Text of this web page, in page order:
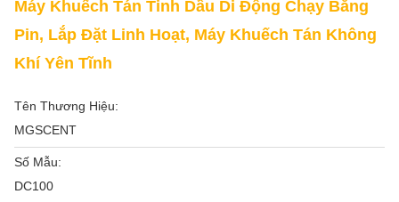
Máy Khuếch Tán Tinh Dầu Di Động Chạy Bằng
Pin, Lắp Đặt Linh Hoạt, Máy Khuếch Tán Không
Khí Yên Tĩnh
Tên Thương Hiệu:
MGSCENT
Số Mẫu:
DC100